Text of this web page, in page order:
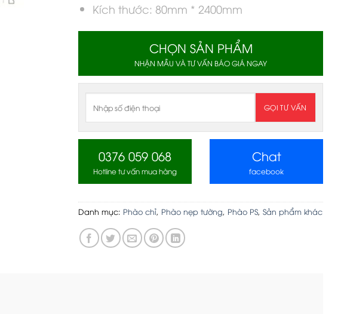
Kích thước: 80mm * 2400mm
CHỌN SẢN PHẨM
NHẬN MẪU VÀ TƯ VẤN BÁO GIÁ NGAY
0376 059 068
Hotline tư vấn mua hàng
Chat
facebook
Danh mục: Phào chỉ, Phào nẹp tường, Phào PS,Sản phẩm khác